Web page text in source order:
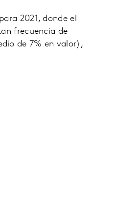
2021, donde el
frecuencia de
de 7% en valor),